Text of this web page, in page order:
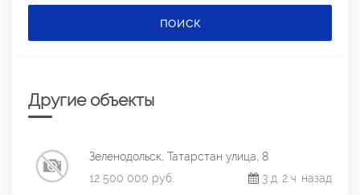
ПОИСК
Другие объекты
Зеленодольск, Татарстан улица, 8
12 500 000 руб.
3 д. 2 ч. назад